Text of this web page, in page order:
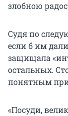
злобною
Судя по
если б им
защищала
остальных.
понятным
«Посуди,